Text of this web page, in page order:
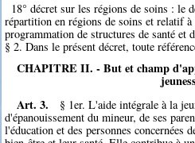
18° décret sur les régions de soins : le
répartition en régions de soins et relatif
programmation de structures de santé et
§ 2. Dans le présent décret, toute
CHAPITRE II. - But et champ
Art. 3.
§ 1er. L'aide intégrale à la
d'épanouissement du mineur, de ses
l'éducation et des personnes concernées